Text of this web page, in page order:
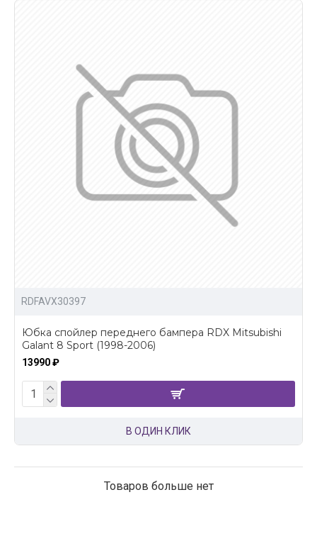
RDFAVX30397
Юбка спойлер переднего бампера RDX Mitsubishi
Galant 8 Sport (1998-2006)
13990 ₽
В ОДИН КЛИК
Товаров больше нет